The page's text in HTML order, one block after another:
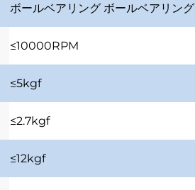
ボールベアリング ボールベアリング
≤10000RPM
≤5kgf
≤2.7kgf
≤12kgf